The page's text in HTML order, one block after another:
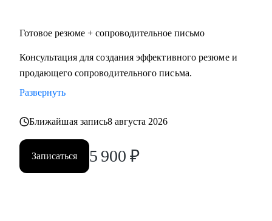
Готовое резюме + сопроводительное письмо
Консультация для создания эффективного резюме и
продающего сопроводительного письма.
Развернуть
Ближайшая запись8 августа 2026
Записаться 5 900 ₽